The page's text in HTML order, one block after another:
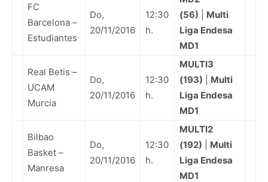
FC
Barcelona –
Estudiantes
Do,
20/11/2016
12:30
h.
(56)
Multi
Liga Endesa
MD1
Real Betis –
UCAM
Murcia
Do,
20/11/2016
12:30
h.
MULTI3
(193)
Multi
Liga Endesa
MD1
Bilbao
Basket –
Manresa
Do,
20/11/2016
12:30
h.
MULTI2
(192)
Multi
Liga Endesa
MD1